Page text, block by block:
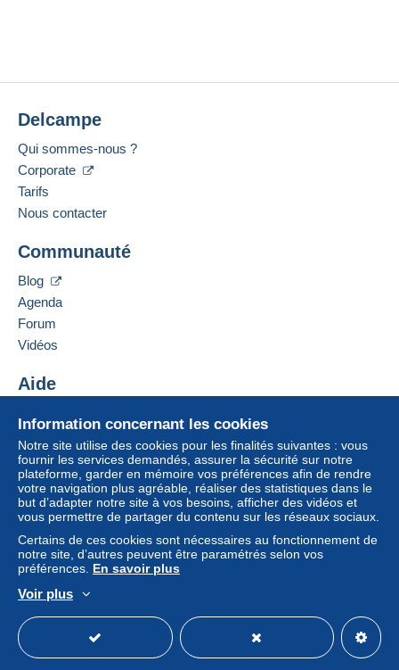
Information concernant les cookies
Notre site utilise des cookies pour les finalités suivantes : vous
fournir les services demandés, assurer la sécurité sur notre
plateforme, garder en mémoire vos préférences afin de rendre
votre navigation plus agréable, réaliser des statistiques dans le
but d’adapter notre site à vos besoins, afficher des vidéos et
vous permettre de partager du contenu sur les réseaux sociaux.
Certains de ces cookies sont nécessaires au fonctionnement de
notre site, d’autres peuvent être paramétrés selon vos
préférences. En savoir plus
Voir plus
Delcampe
Qui sommes-nous ?
Corporate
Tarifs
Nous contacter
Communauté
Blog
Agenda
Forum
Vidéos
Aide
Acheter sur Delcampe
Vendre sur Delcampe
Un site sécurisé